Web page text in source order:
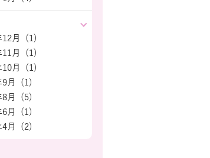
12月 (1)
11月 (1)
10月 (1)
9月 (1)
8月 (5)
6月 (1)
4月 (2)